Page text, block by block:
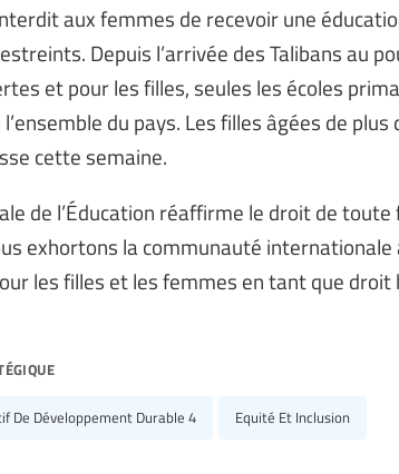
aux femmes de recevoir une
Depuis l’arrivée des Talibans au
et pour les filles, seules les écoles
du pays. Les filles âgées de
cette semaine.
de l’Éducation réaffirme le droit de
exhortons la communauté
les filles et les femmes en tant que
De Développement Durable 4 Equité Et Inclusion